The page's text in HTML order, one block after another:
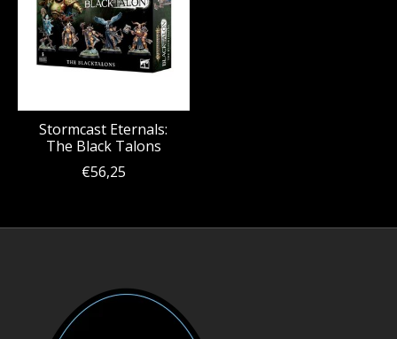
Stormcast Eternals:
The Black Talons
€56,25